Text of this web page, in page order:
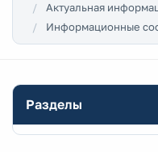
Актуальная
Информационные
Разделы